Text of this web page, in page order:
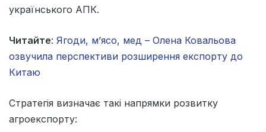
українського АПК.
Читайте: Ягоди, м’ясо, мед – Олена Ковальова
озвучила перспективи розширення експорту до
Китаю
Стратегія визначає такі напрямки розвитку
агроекспорту: